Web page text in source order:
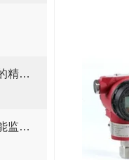
静力水准仪：基于连通器原理的精准监测技术
厂房结构隐患难排查？这套智能监测方案直接落地